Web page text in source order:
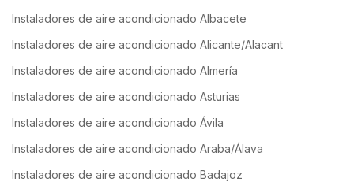
Instaladores de aire acondicionado Albacete
Instaladores de aire acondicionado Alicante/Alacant
Instaladores de aire acondicionado Almería
Instaladores de aire acondicionado Asturias
Instaladores de aire acondicionado Ávila
Instaladores de aire acondicionado Araba/Álava
Instaladores de aire acondicionado Badajoz